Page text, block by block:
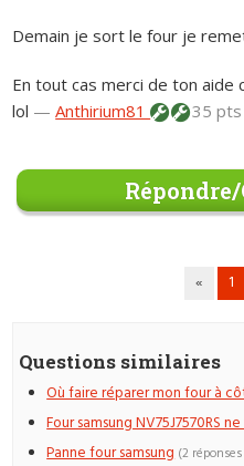
Demain je sort le four je
En tout cas merci de ton aide
lol —Anthirium81 35
« 1
Questions similaires
Où faire réparer mon four à
Four samsung NV75J7570RS
Panne four samsung (2